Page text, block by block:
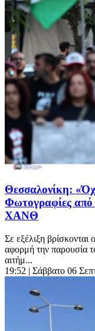
Θεσσαλονίκη:
Φωτογραφίες
ΧΑΝΘ
Σε εξέλιξη βρίσκονται
αφορμή την παρουσία
αιτήμ...
19:52 | Σάββατο 06